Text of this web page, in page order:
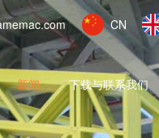
CN
新闻 下载与联系我们